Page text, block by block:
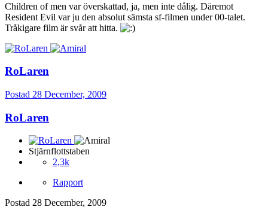
Children of men var överskattad, ja, men inte dålig. Däremot
Resident Evil var ju den absolut sämsta sf-filmen under 00-talet.
Tråkigare film är svår att hitta.
RoLaren
Postad 28 December, 2009
RoLaren
Stjärnflottstaben
2,3k
Rapport
Postad 28 December, 2009